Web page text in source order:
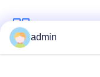
Popüler
admin